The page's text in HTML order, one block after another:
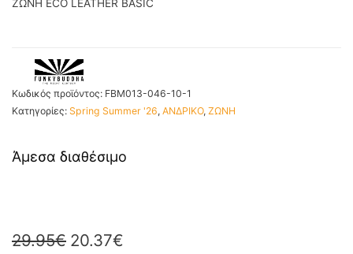
ΖΩΝΗ ECO LEATHER BASIC
Κωδικός προϊόντος: FBM013-046-10-1
Κατηγορίες: Spring Summer '26, ΑΝΔΡΙΚΟ, ΖΩΝΗ
Άμεσα διαθέσιμο
29.95€ 20.37€